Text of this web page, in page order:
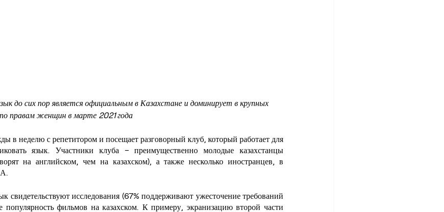
до сих пор является официальным в Казахстане и доминирует в крупных
правам женщин в марте 2021 года
в неделю с репетитором и посещает разговорный клуб, который работает для
язык. Участники клуба – преимущественно молодые казахстанцы
на английском, чем на казахском), а также несколько иностранцев, в
свидетельствуют исследования (67% поддерживают ужесточение требований
популярность фильмов на казахском. К примеру, экранизацию второй части